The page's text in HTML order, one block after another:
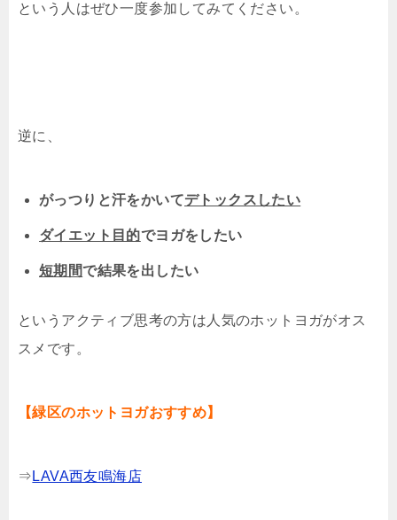
という人はぜひ一度参加してみてください。
逆に、
がっつりと汗をかいてデトックスしたい
ダイエット目的でヨガをしたい
短期間で結果を出したい
というアクティブ思考の方は人気のホットヨガがオス
スメです。
【緑区のホットヨガおすすめ】
⇒ LAVA西友鳴海店